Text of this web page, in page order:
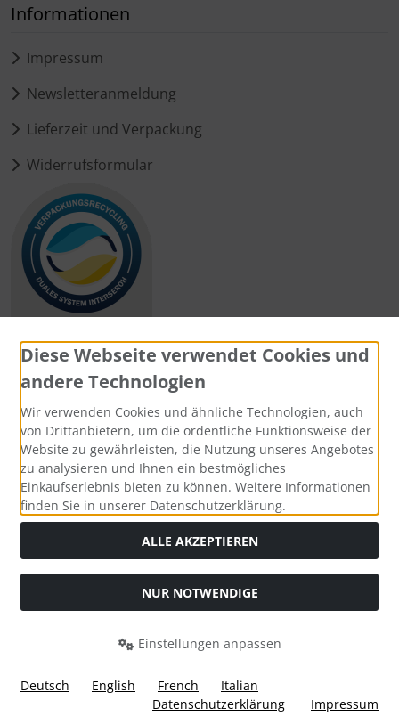
Informationen
Impressum
Newsletteranmeldung
Lieferzeit und Verpackung
Widerrufsformular
Zahlungsmethoden
Social Media
Widerrufsformular
Diese Webseite verwendet Cookies und
andere Technologien
Wir verwenden Cookies und ähnliche Technologien, auch
von Drittanbietern, um die ordentliche Funktionsweise der
Website zu gewährleisten, die Nutzung unseres Angebotes
zu analysieren und Ihnen ein bestmögliches
Einkaufserlebnis bieten zu können. Weitere Informationen
finden Sie in unserer Datenschutzerklärung.
ALLE AKZEPTIEREN
NUR NOTWENDIGE
Einstellungen anpassen
Deutsch English French
Italian
Datenschutzerklärung
Impressum